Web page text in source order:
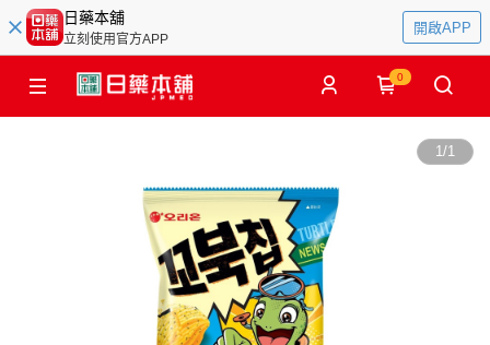
日藥本舖
立刻使用官方APP
開啟APP
0
1/1